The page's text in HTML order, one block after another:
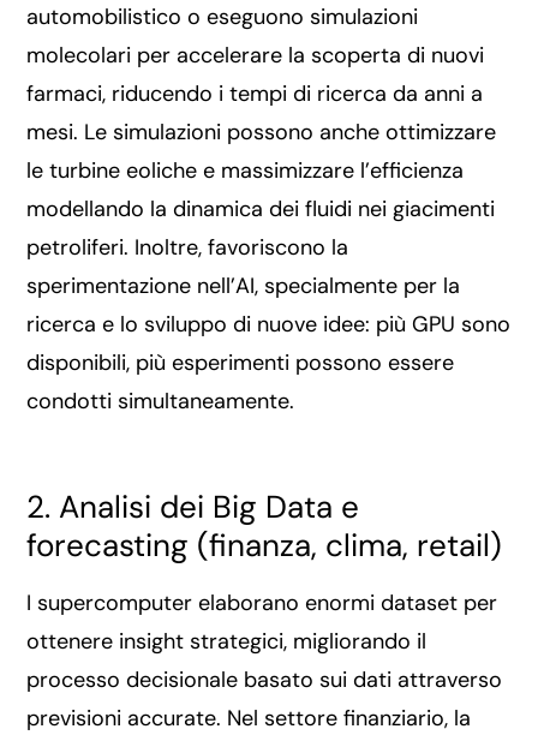
automobilistico o eseguono simulazioni
molecolari per accelerare la scoperta di nuovi
farmaci, riducendo i tempi di ricerca da anni a
mesi. Le simulazioni possono anche ottimizzare
le turbine eoliche e massimizzare l’efficienza
modellando la dinamica dei fluidi nei giacimenti
petroliferi. Inoltre, favoriscono la
sperimentazione nell’AI, specialmente per la
ricerca e lo sviluppo di nuove idee: più GPU sono
disponibili, più esperimenti possono essere
condotti simultaneamente.
2. Analisi dei Big Data e
forecasting (finanza, clima, retail)
I supercomputer elaborano enormi dataset per
ottenere insight strategici, migliorando il
processo decisionale basato sui dati attraverso
previsioni accurate. Nel settore finanziario, la